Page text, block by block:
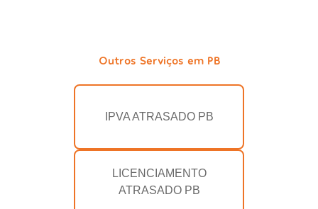
Outros Serviços em PB
IPVA ATRASADO PB
LICENCIAMENTO
ATRASADO PB